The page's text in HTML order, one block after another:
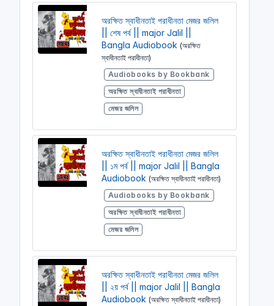
অরক্ষিত স্বাধীনতাই পরাধীনতা মেজর জলিল
|| শেষ পর্ব || major Jalil ||
Bangla Audiobook (অরক্ষিত
স্বাধীনতাই পরাধীনতা)
Audiobooks by Bookbank
অরক্ষিত স্বাধীনতাই পরাধীনতা
মেজর জলিল
অরক্ষিত স্বাধীনতাই পরাধীনতা মেজর জলিল
|| ১ম পর্ব || major Jalil || Bangla
Audiobook (অরক্ষিত স্বাধীনতাই পরাধীনতা)
Audiobooks by Bookbank
অরক্ষিত স্বাধীনতাই পরাধীনতা
মেজর জলিল
অরক্ষিত স্বাধীনতাই পরাধীনতা মেজর জলিল
|| ২য় পর্ব || major Jalil || Bangla
Audiobook (অরক্ষিত স্বাধীনতাই পরাধীনতা)